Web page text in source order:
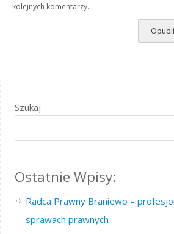
kolejnych komentarzy.
Szukaj
Ostatnie Wpisy:
Radca Prawny Braniewo –
sprawach prawnych